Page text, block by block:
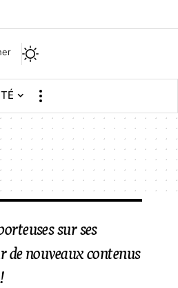
sur ses
de nouveaux contenus